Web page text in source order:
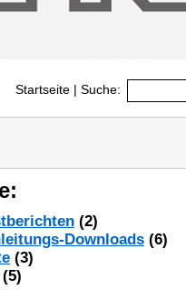
Startseite | Suche:
(2)
Downloads (6)
(3)
(5)